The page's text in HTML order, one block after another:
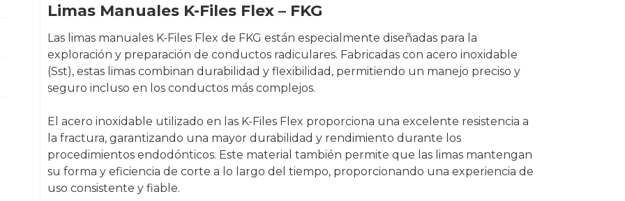
Limas Manuales K-Files Flex – FKG
Las limas manuales K-Files Flex de FKG están especialmente diseñadas para la
exploración y preparación de conductos radiculares. Fabricadas con acero inoxidable
(Sst), estas limas combinan durabilidad y flexibilidad, permitiendo un manejo preciso y
seguro incluso en los conductos más complejos.
El acero inoxidable utilizado en las K-Files Flex proporciona una excelente resistencia a
la fractura, garantizando una mayor durabilidad y rendimiento durante los
procedimientos endodónticos. Este material también permite que las limas mantengan
su forma y eficiencia de corte a lo largo del tiempo, proporcionando una experiencia de
uso consistente y fiable.